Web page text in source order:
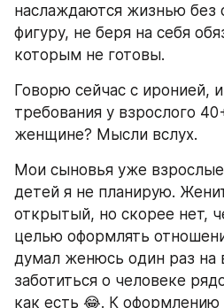
наслаждаются жизнью без
фигуру, не беря на себя
которым не готовы.
Говорю сейчас с иронией,
требования у взрослого
женщине? Мысли вслух.
Мои сыновья уже
детей я не планирую.
открытый, но скорее нет,
целью оформлять
думал женюсь один раз на
заботиться о человеке
как есть 😂. К